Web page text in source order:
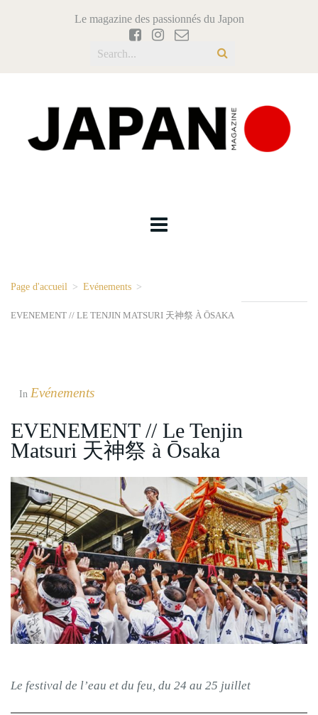
Le magazine des passionnés du Japon
Page d'accueil > Evénements >
EVENEMENT // LE TENJIN MATSURI 天神祭 À ŌSAKA
In Evénements
EVENEMENT // Le Tenjin
Matsuri 天神祭 à Ōsaka
Le festival de l’eau et du feu, du 24 au 25 juillet